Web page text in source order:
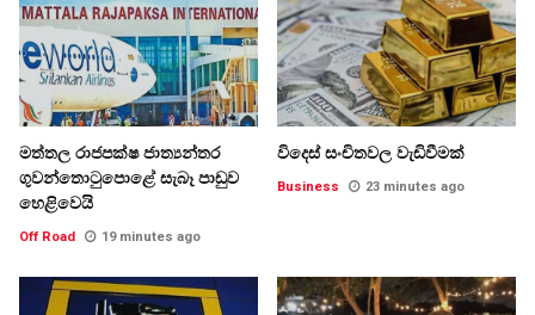
මත්තල රාජපක්ෂ ජාත්‍යන්තර
ගුවන්තොටුපොළේ සැබෑ පාඩුව
හෙළිවෙයි
Off Road 19 minutes ago
විදෙස් සංචිතවල වැඩිවීමක්
Business 23 minutes ago